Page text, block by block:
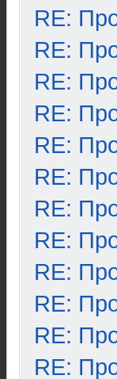
RE:
RE:
RE:
RE:
RE:
RE:
RE:
RE:
RE:
RE:
RE:
RE: